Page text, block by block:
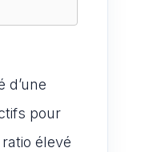
d’une
pour
élevé